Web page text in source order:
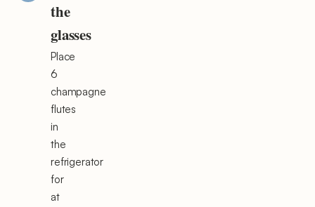
the
glasses
Place
6
champagne
flutes
in
the
refrigerator
for
at